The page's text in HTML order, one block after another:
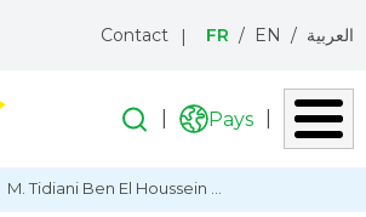
Menu
Contact FR EN العربية
Liste
des
pays
Pays
Recherche
M. Tidiani Ben El Houssein ...